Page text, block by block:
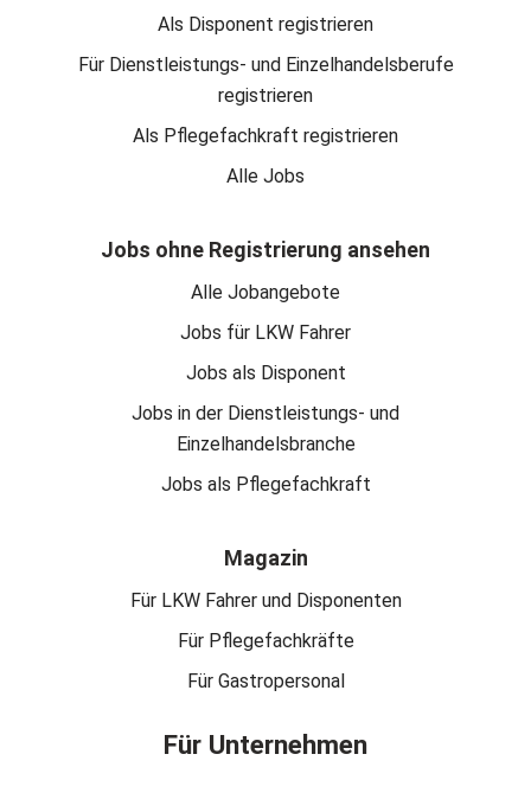
Als Disponent registrieren
Für Dienstleistungs- und Einzelhandelsberufe
registrieren
Als Pflegefachkraft registrieren
Alle Jobs
Jobs ohne Registrierung ansehen
Alle Jobangebote
Jobs für LKW Fahrer
Jobs als Disponent
Jobs in der Dienstleistungs- und
Einzelhandelsbranche
Jobs als Pflegefachkraft
Magazin
Für LKW Fahrer und Disponenten
Für Pflegefachkräfte
Für Gastropersonal
Für Unternehmen